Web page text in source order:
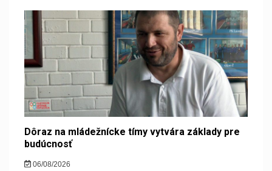
Dôraz na mládežnícke tímy vytvára základy pre
budúcnosť
06/08/2026